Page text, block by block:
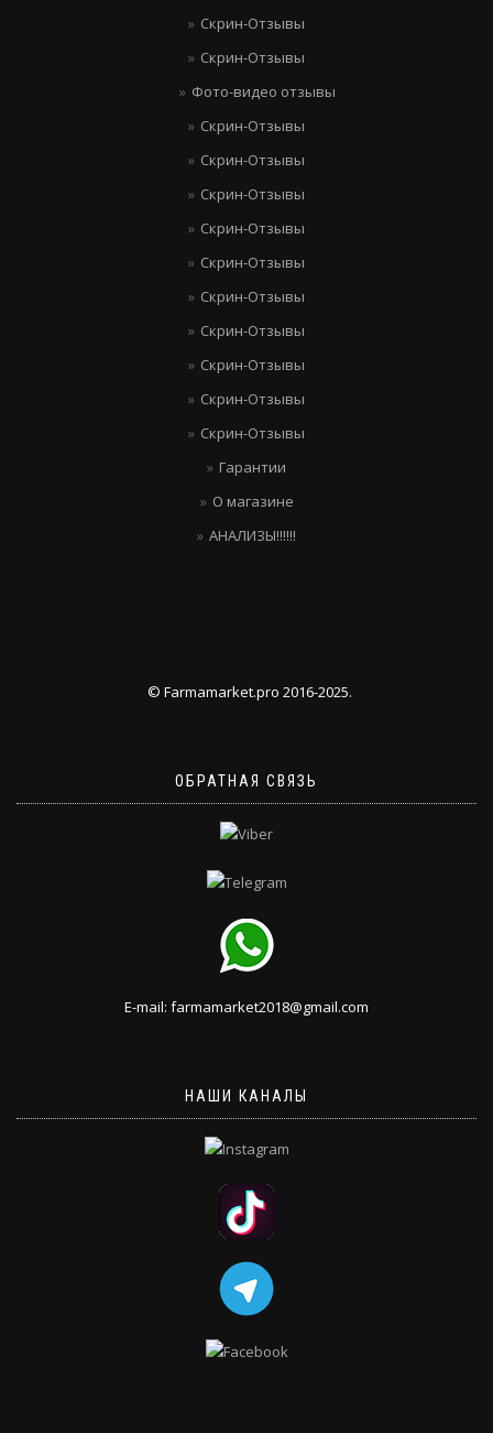
Скрин-Отзывы
Скрин-Отзывы
Фото-видео отзывы
Скрин-Отзывы
Скрин-Отзывы
Скрин-Отзывы
Скрин-Отзывы
Скрин-Отзывы
Скрин-Отзывы
Скрин-Отзывы
Скрин-Отзывы
Скрин-Отзывы
Скрин-Отзывы
Гарантии
О магазине
АНАЛИЗЫ!!!!!!
© Farmamarket.pro 2016-2025.
ОБРАТНАЯ СВЯЗЬ
E-mail: farmamarket2018@gmail.com
НАШИ КАНАЛЫ